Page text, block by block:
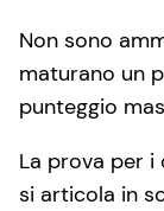
Non sono
maturano un
punteggio
La prova per
si articola in